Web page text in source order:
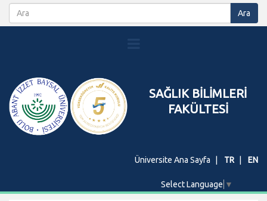
SAĞLIK BİLİMLERİ
FAKÜLTESİ
Üniversite Ana Sayfa TR EN
Select Language ▼